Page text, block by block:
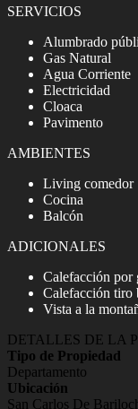
SERVICIOS
Alumbrado
Gas Natural
Agua Corriente
Electricidad
Cloaca
Pavimento
AMBIENTES
Living comedor
Cocina
Balcón
ADICIONALES
Calefacción por
Calefacción tiro
Vista a la
DETALLES DE LA
Tipo de Propiedad
Departamento
Ubicación
San Carlos De